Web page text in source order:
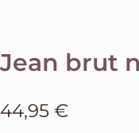
Jean brut
44,95 €